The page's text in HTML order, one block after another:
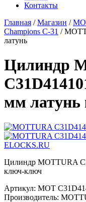
Контакты
Главная /Магазин /
Champions C-31 /
латунь
Цилиндр
мм
Цилиндр MOTTURA
ключ-ключ
Артикул: MOT
Производитель: